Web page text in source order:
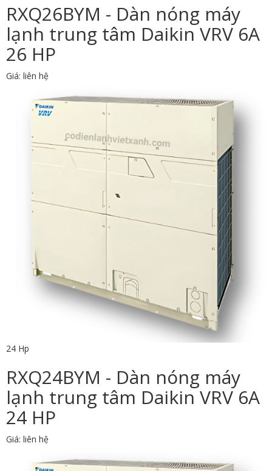
RXQ26BYM - Dàn nóng máy
lạnh trung tâm Daikin VRV 6A
26 HP
Giá: liên hệ
24 Hp
RXQ24BYM - Dàn nóng máy
lạnh trung tâm Daikin VRV 6A
24 HP
Giá: liên hệ